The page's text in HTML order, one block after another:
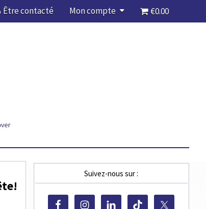
Être contacté Mon compte €0.00
Suivez-nous sur :